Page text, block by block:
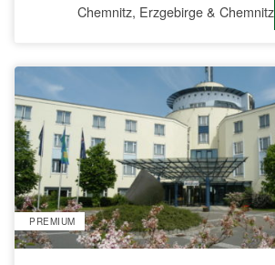
Chemnitz, Erzgebirge & Chemnitz
PREMIUM